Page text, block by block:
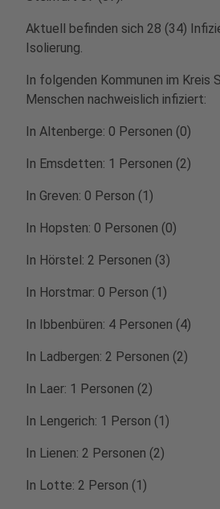
Aktuell befinden sich 28 (34)
Isolierung.
In folgenden Kommunen im Kreis
Menschen nachweislich infiziert:
In Altenberge: 0 Personen (0)
In Emsdetten: 1 Personen (2)
In Greven: 0 Person (1)
In Hopsten: 0 Personen (0)
In Hörstel: 2 Personen (3)
In Horstmar: 0 Person (1)
In Ibbenbüren: 4 Personen (4)
In Ladbergen: 2 Personen (2)
In Laer: 1 Personen (2)
In Lengerich: 1 Person (1)
In Lienen: 2 Personen (2)
In Lotte: 2 Person (1)